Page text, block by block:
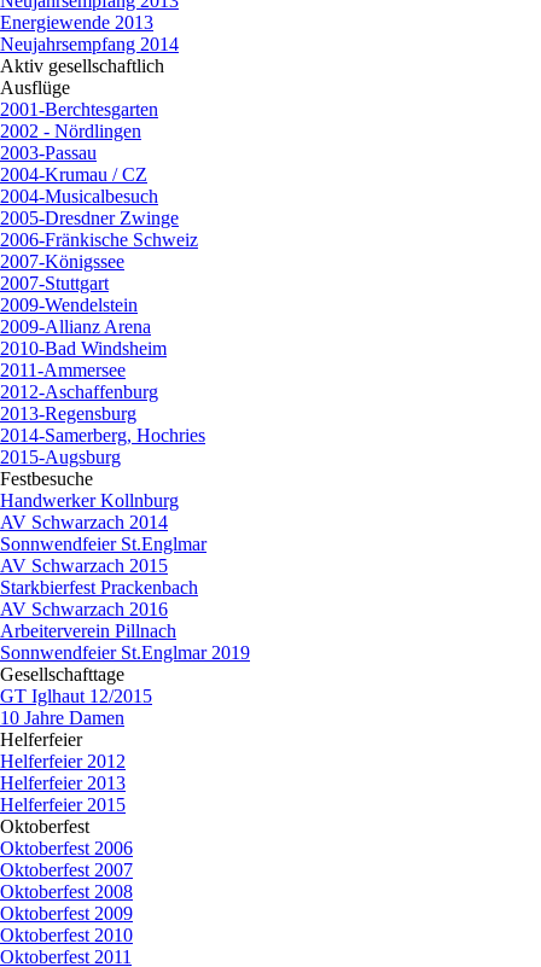
Energiewende 2013
Neujahrsempfang 2014
Aktiv gesellschaftlich
Ausflüge
2001-Berchtesgarten
2002 - Nördlingen
2003-Passau
2004-Krumau / CZ
2004-Musicalbesuch
2005-Dresdner Zwinge
2006-Fränkische Schweiz
2007-Königssee
2007-Stuttgart
2009-Wendelstein
2009-Allianz Arena
2010-Bad Windsheim
2011-Ammersee
2012-Aschaffenburg
2013-Regensburg
2014-Samerberg, Hochries
2015-Augsburg
Festbesuche
Handwerker Kollnburg
AV Schwarzach 2014
Sonnwendfeier St.Englmar
AV Schwarzach 2015
Starkbierfest Prackenbach
AV Schwarzach 2016
Arbeiterverein Pillnach
Sonnwendfeier St.Englmar 2019
Gesellschafttage
GT Iglhaut 12/2015
10 Jahre Damen
Helferfeier▼
Helferfeier 2012
Helferfeier 2013
Helferfeier 2015
Oktoberfest
Oktoberfest 2006
Oktoberfest 2007
Oktoberfest 2008
Oktoberfest 2009
Oktoberfest 2010
Oktoberfest 2011